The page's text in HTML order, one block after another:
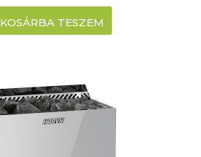
was:
118
890 Ft.
is:
96
490 Ft.
KOSÁRBA TESZEM